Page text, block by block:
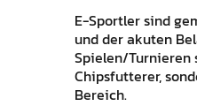
E-Sportler sind
und der akuten
Spielen/Turnieren
Chipsfutterer,
Bereich.